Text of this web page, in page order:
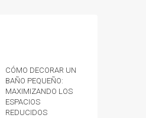
Cómo decorar un
baño pequeño:
Maximizando los
espacios
reducidos